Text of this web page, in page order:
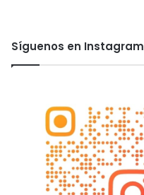
Síguenos en Instagram